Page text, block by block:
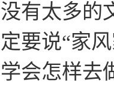
没有太多的
定要说“家
学会怎样去